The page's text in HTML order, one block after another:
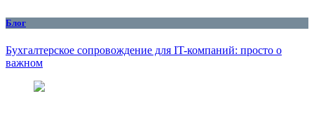
Блог
Бухгалтерское сопровождение для IT-компаний: просто о
важном